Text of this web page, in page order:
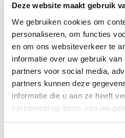
Deze website maakt gebruik
We gebruiken cookies om
personaliseren, om functies
en om ons websiteverkeer te
informatie over uw gebruik
partners voor social media,
partners kunnen deze
informatie die u aan ze heeft
verzameld op basis van uw
ambassades mogen
ambassade van
huisvesten, en daar
op!”
Urban Interest heeft het
gegeven zodat de ambassade
kan maken van een mooi en fris